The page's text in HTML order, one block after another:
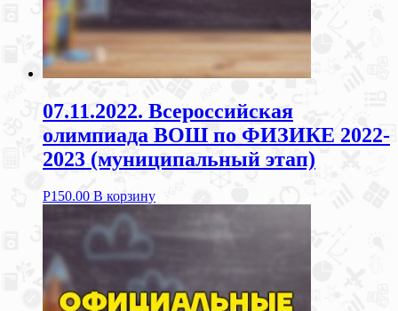
07.11.2022. Всероссийская
олимпиада ВОШ по ФИЗИКЕ 2022-
2023 (муниципальный этап)
Р150.00 В корзину